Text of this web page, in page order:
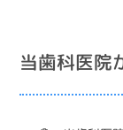
当歯科医院